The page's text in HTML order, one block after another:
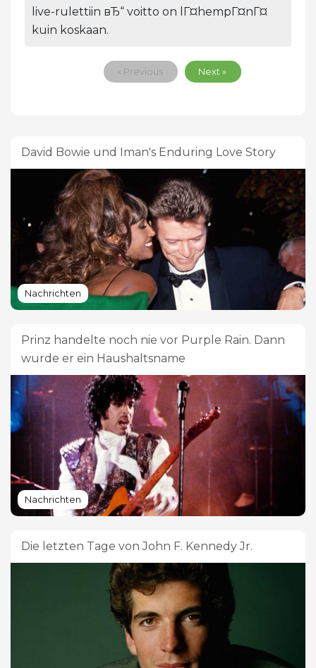
live-rulettiin вЂ“ voitto on lГ¤hempГ¤nГ¤
kuin koskaan.
« Previous Next »
David Bowie und Iman's Enduring Love Story
Nachrichten
Prinz handelte noch nie vor Purple Rain. Dann
wurde er ein Haushaltsname
Nachrichten
Die letzten Tage von John F. Kennedy Jr.